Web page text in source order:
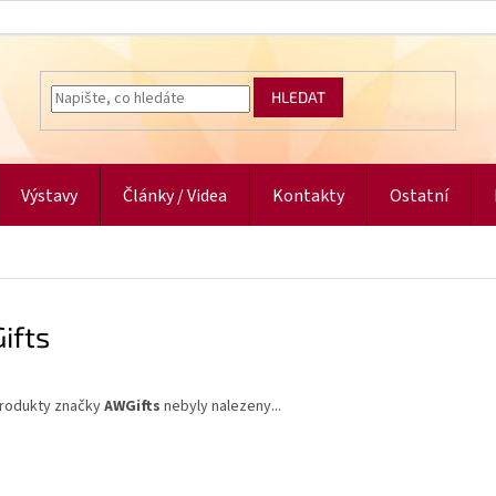
HLEDAT
Výstavy Články / Videa Kontakty Ostatní
značkyAWGifts nebyly nalezeny...